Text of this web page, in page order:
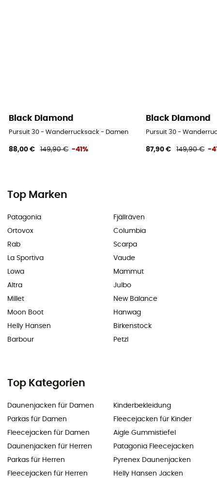
Black Diamond
Pursuit 30 - Wanderrucksack - Damen
88,00 € 149,90 € -41%
Black Diamond
Pursuit 30 -
87,90 € 149,90 € -
Top Marken
Patagonia
Ortovox
Rab
La Sportiva
Lowa
Altra
Millet
Moon Boot
Helly Hansen
Barbour
Fjällräven
Columbia
Scarpa
Vaude
Mammut
Julbo
New Balance
Hanwag
Birkenstock
Petzl
Top Kategorien
Daunenjacken für Damen
Parkas für Damen
Fleecejacken für Damen
Daunenjacken für Herren
Parkas für Herren
Fleecejacken für Herren
Kinderbekleidung
Fleecejacken für Kinder
Aigle Gummistiefel
Patagonia Fleecejacken
Pyrenex Daunenjacken
Helly Hansen Jacken